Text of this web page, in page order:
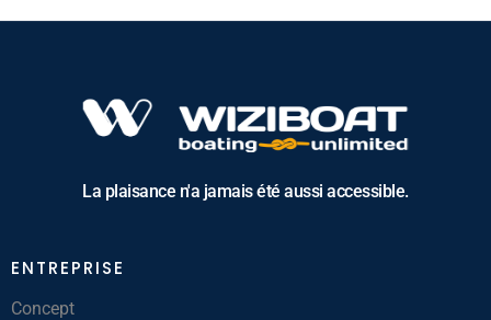
La plaisance n'a jamais été aussi accessible.
ENTREPRISE
Concept